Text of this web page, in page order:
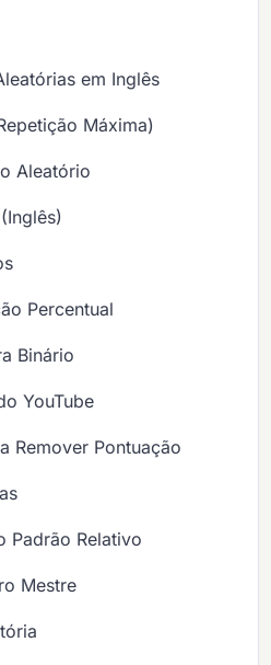
em Inglês
Máxima)
Aleatório
Percentual
Binário
YouTube
Remover Pontuação
Padrão Relativo
Mestre